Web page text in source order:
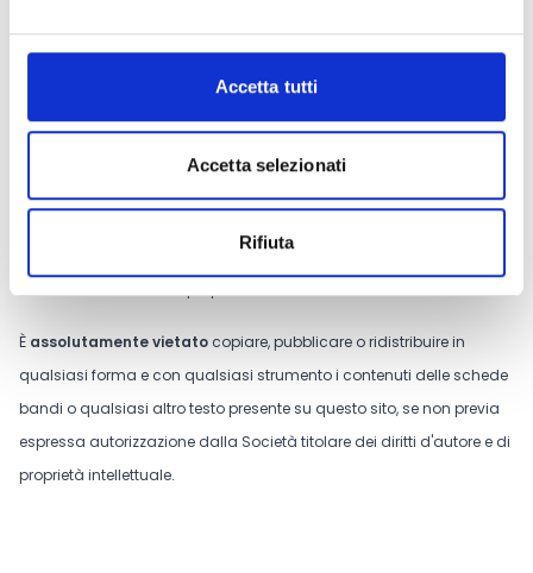
Accetta tutti
Accetta selezionati
Rifiuta
Conosci Obiettivo Europa?
Prova gratis
esclusiva della società TradeLab S.p.A. e sono protetti dal diritto
È assolutamente vietato copiare, pubblicare o ridistribuire in
qualsiasi forma e con qualsiasi strumento i contenuti delle schede
bandi o qualsiasi altro testo presente su questo sito, se non previa
espressa autorizzazione dalla Società titolare dei diritti d'autore e di
proprietà intellettuale.